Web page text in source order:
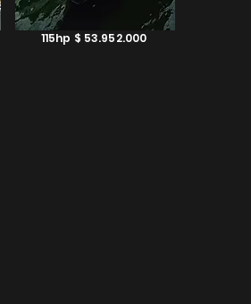
115hp $ 53.952.000